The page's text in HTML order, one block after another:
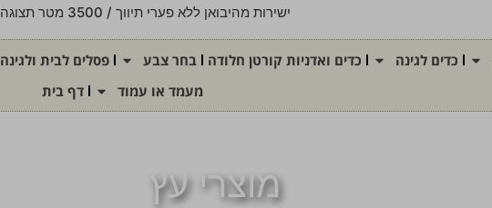
ישירות מהיבואן ללא פערי תיווך / 3500 מטר תצוגה
כדים לגינה כדים ואדניות קורטן חלודה בחר צבע פסלים לבית ולגינה
מעמד או עמוד
דף בית
מוצרי עץ